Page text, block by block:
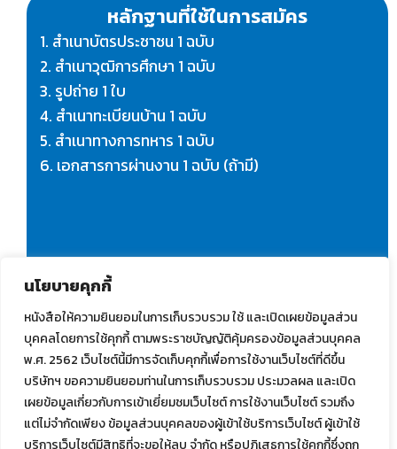
นโยบายคุกกี้
หนังสือให้ความยินยอมในการเก็บรวบรวม ใช้ และเปิดเผยข้อมูลส่วน
บุคคลโดยการใช้คุกกี้ ตามพระราชบัญญัติคุ้มครองข้อมูลส่วนบุคคล
พ.ศ. 2562 เว็บไซต์นี้มีการจัดเก็บคุกกี้เพื่อการใช้งานเว็บไซต์ที่ดีขึ้น
บริษัทฯ ขอความยินยอมท่านในการเก็บรวบรวม ประมวลผล และเปิด
เผยข้อมูลเกี่ยวกับการเข้าเยี่ยมชมเว็บไซต์ การใช้งานเว็บไซต์ รวมถึง
แต่ไม่จำกัดเพียง ข้อมูลส่วนบุคคลของผู้เข้าใช้บริการเว็บไซต์ ผู้เข้าใช้
บริการเว็บไซต์มีสิทธิที่จะขอให้ลบ จำกัด หรือปฏิเสธการใช้คุกกี้ซึ่งถูก
หลักฐานที่ใช้ในการสมัคร
1. สำเนาบัตรประชาชน 1 ฉบับ
2. สำเนาวุฒิการศึกษา 1 ฉบับ
3. รูปถ่าย 1 ใบ
4. สำเนาทะเบียนบ้าน 1 ฉบับ
5. สำเนาทางการทหาร 1 ฉบับ
6. เอกสารการผ่านงาน 1 ฉบับ (ถ้ามี)